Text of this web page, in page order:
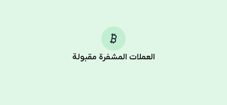
العملات المشفرة مقبولة